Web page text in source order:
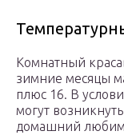
Комнатный
зимние месяцы
плюс 16. В
могут
домашний